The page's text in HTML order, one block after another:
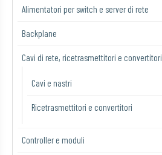
Alimentatori per switch e server di rete
Backplane
Cavi di rete, ricetrasmettitori e convertitori
Cavi e nastri
Ricetrasmettitori e convertitori
Controller e moduli